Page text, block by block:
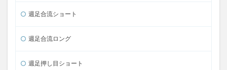
週足合流ショート
週足合流ロング
週足押し目ショート